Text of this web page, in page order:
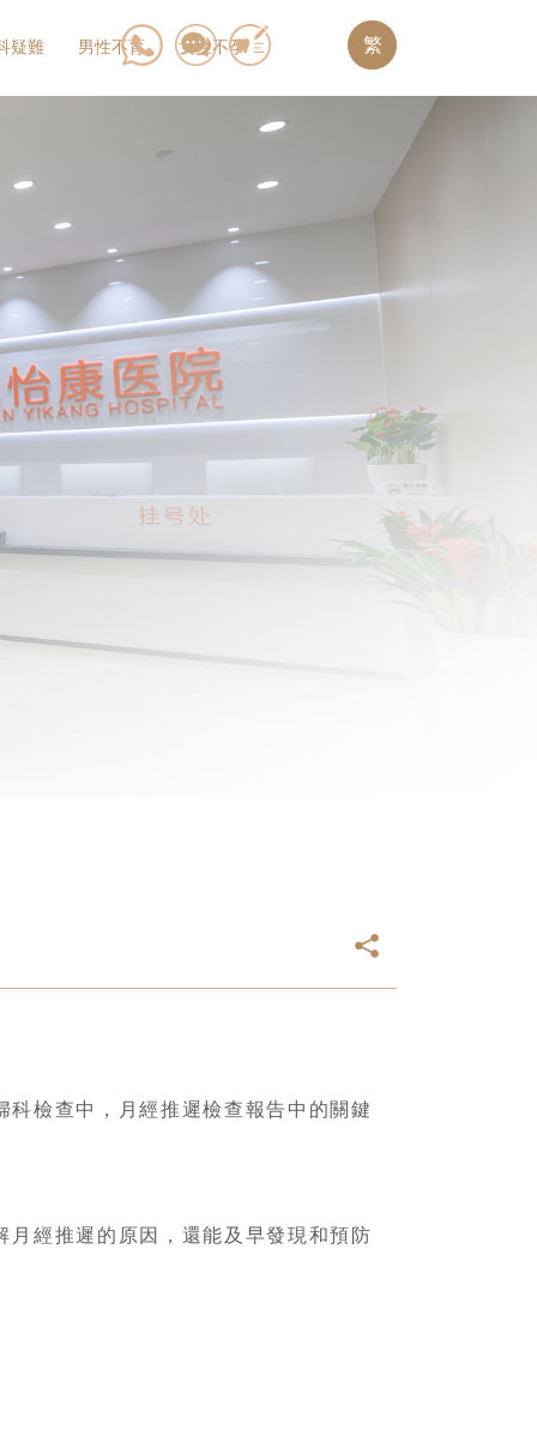
疑難 男性不育 女性不孕 繁
檢查中，月經推遲檢查報告中的關鍵
經推遲的原因，還能及早發現和預防